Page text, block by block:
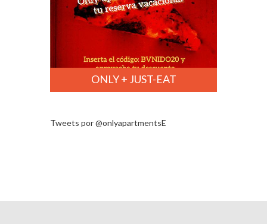
ONLY + JUST-EAT
Tweets por @onlyapartmentsE